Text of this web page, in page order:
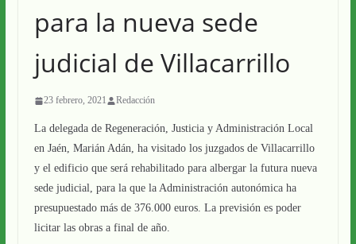
para la nueva sede
judicial de Villacarrillo
23 febrero, 2021 Redacción
La delegada de Regeneración, Justicia y Administración Local
en Jaén, Marián Adán, ha visitado los juzgados de Villacarrillo
y el edificio que será rehabilitado para albergar la futura nueva
sede judicial, para la que la Administración autonómica ha
presupuestado más de 376.000 euros. La previsión es poder
licitar las obras a final de año.